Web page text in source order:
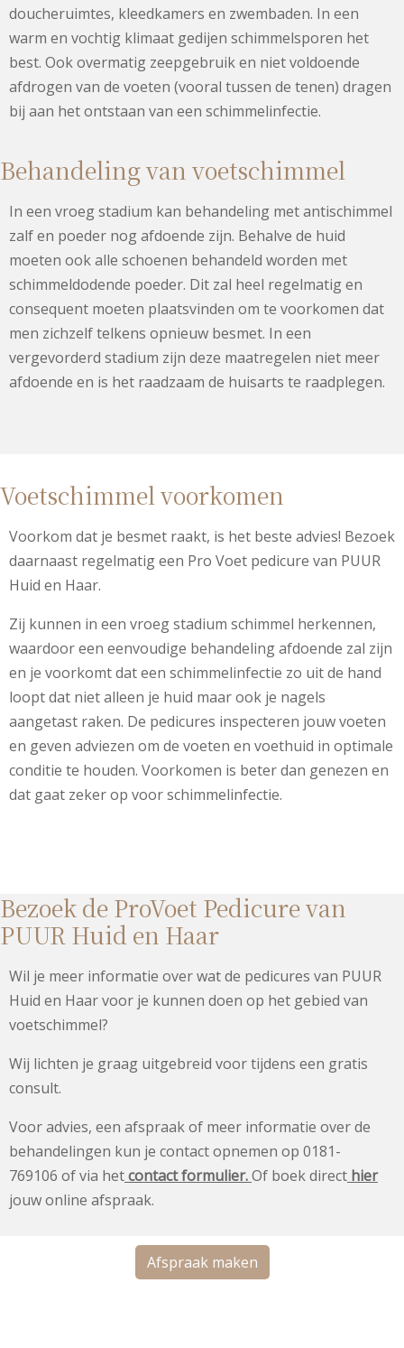
doucheruimtes, kleedkamers en zwembaden. In een
warm en vochtig klimaat gedijen schimmelsporen het
best. Ook overmatig zeepgebruik en niet voldoende
afdrogen van de voeten (vooral tussen de tenen) dragen
bij aan het ontstaan van een schimmelinfectie.
Behandeling van voetschimmel
In een vroeg stadium kan behandeling met antischimmel
zalf en poeder nog afdoende zijn. Behalve de huid
moeten ook alle schoenen behandeld worden met
schimmeldodende poeder. Dit zal heel regelmatig en
consequent moeten plaatsvinden om te voorkomen dat
men zichzelf telkens opnieuw besmet. In een
vergevorderd stadium zijn deze maatregelen niet meer
afdoende en is het raadzaam de huisarts te raadplegen.
Voetschimmel voorkomen
Voorkom dat je besmet raakt, is het beste advies! Bezoek
daarnaast regelmatig een Pro Voet pedicure van PUUR
Huid en Haar.
Zij kunnen in een vroeg stadium schimmel herkennen,
waardoor een eenvoudige behandeling afdoende zal zijn
en je voorkomt dat een schimmelinfectie zo uit de hand
loopt dat niet alleen je huid maar ook je nagels
aangetast raken. De pedicures inspecteren jouw voeten
en geven adviezen om de voeten en voethuid in optimale
conditie te houden. Voorkomen is beter dan genezen en
dat gaat zeker op voor schimmelinfectie.
Bezoek de ProVoet Pedicure van
PUUR Huid en Haar
Wil je meer informatie over wat de pedicures van PUUR
Huid en Haar voor je kunnen doen op het gebied van
voetschimmel?
Wij lichten je graag uitgebreid voor tijdens een gratis
consult.
Voor advies, een afspraak of meer informatie over de
behandelingen kun je contact opnemen op 0181-
769106 of via hetcontact formulier.Of boek direct hier
jouw online afspraak.
Afspraak maken